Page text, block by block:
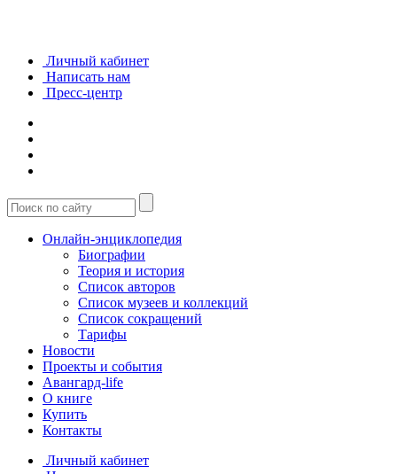
Личный кабинет
Написать нам
Пресс-центр
Онлайн-энциклопедия
Биографии
Теория и история
Список авторов
Список музеев и коллекций
Список сокращений
Тарифы
Новости
Проекты и события
Авангард-life
О книге
Купить
Контакты
Личный кабинет